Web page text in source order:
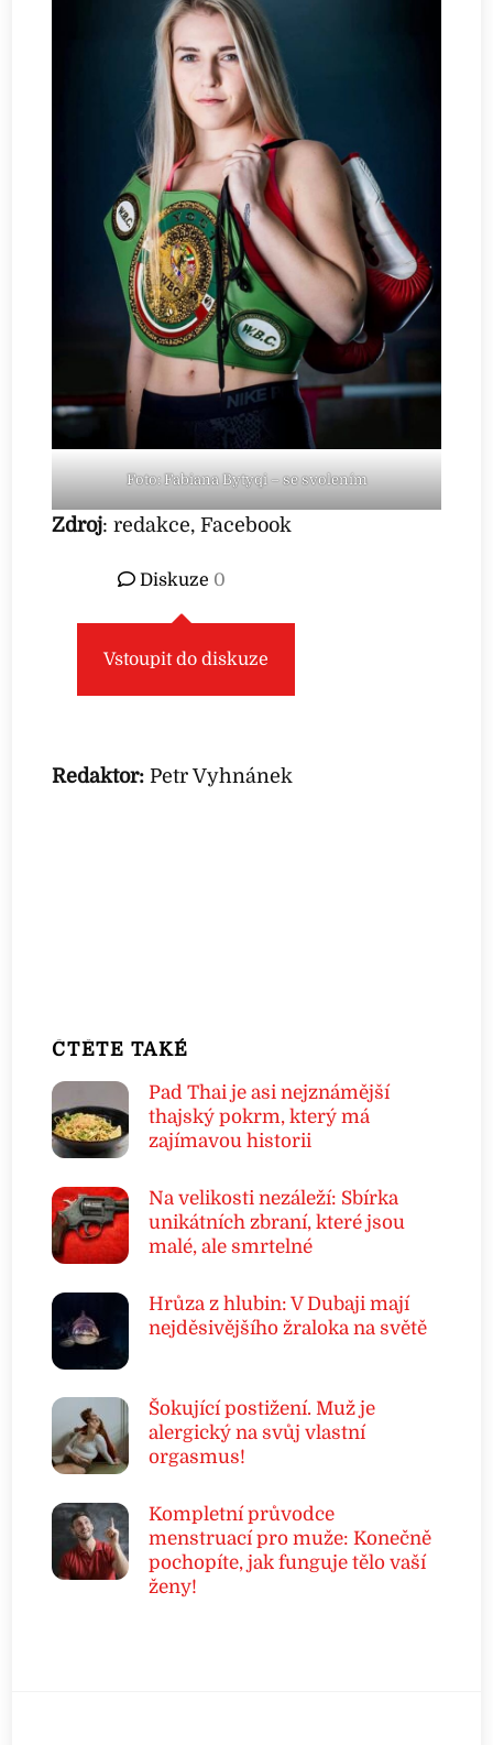
Foto: Fabiana Bytyqi – se svolením
Zdroj: redakce, Facebook
Diskuze 0
Vstoupit do diskuze
Redaktor:Petr Vyhnánek
ČTĚTE TAKÉ
Pad Thai je asi nejznámější
thajský pokrm, který má
zajímavou historii
Na velikosti nezáleží: Sbírka
unikátních zbraní, které jsou
malé, ale smrtelné
Hrůza z hlubin: V Dubaji mají
nejděsivějšího žraloka na světě
Šokující postižení. Muž je
alergický na svůj vlastní
orgasmus!
Kompletní průvodce
menstruací pro muže: Konečně
pochopíte, jak funguje tělo vaší
ženy!